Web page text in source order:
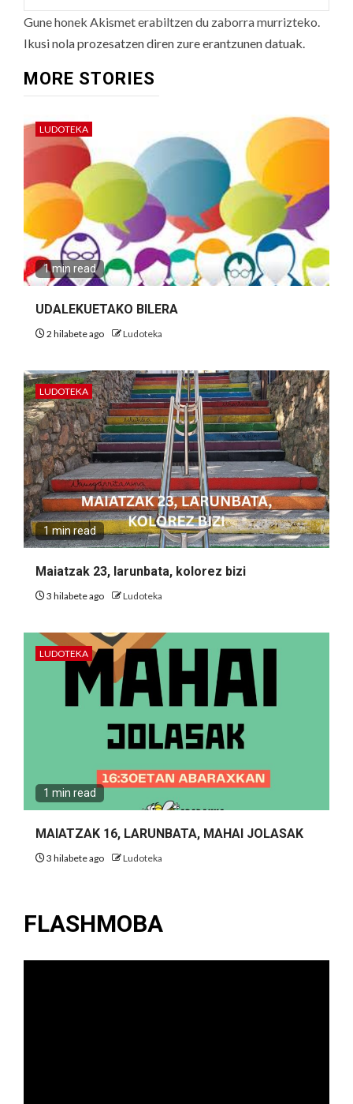
Gune honek Akismet erabiltzen du zaborra murrizteko.
Ikusi nola prozesatzen diren zure erantzunen datuak.
MORE STORIES
LUDOTEKA
1 min read
UDALEKUETAKO BILERA
2 hilabete ago Ludoteka
LUDOTEKA
1 min read
Maiatzak 23, larunbata, kolorez bizi
3 hilabete ago Ludoteka
LUDOTEKA
1 min read
MAIATZAK 16, LARUNBATA, MAHAI JOLASAK
3 hilabete ago Ludoteka
FLASHMOBA